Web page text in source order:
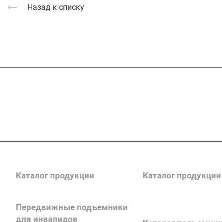
Назад к списку
Каталог продукции
Передвижные подъемники
для инвалидов
Каталог продукции